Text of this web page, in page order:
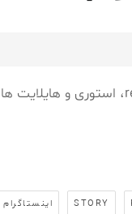
STORY اینستاگرام